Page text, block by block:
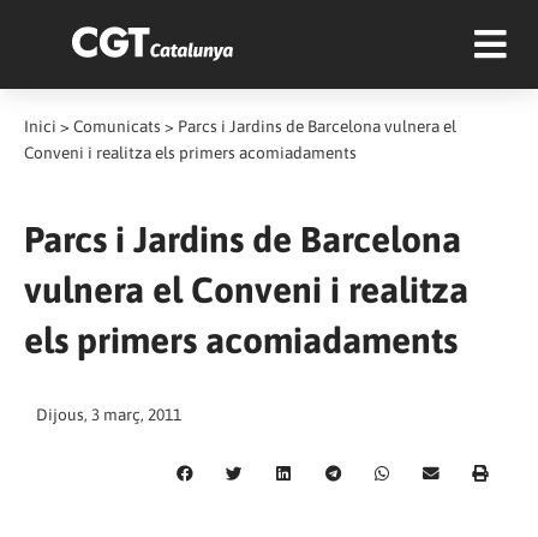
Inici > Comunicats > Parcs i Jardins de Barcelona vulnera el
Conveni i realitza els primers acomiadaments
Parcs i Jardins de Barcelona
vulnera el Conveni i realitza
els primers acomiadaments
Dijous, 3 març, 2011